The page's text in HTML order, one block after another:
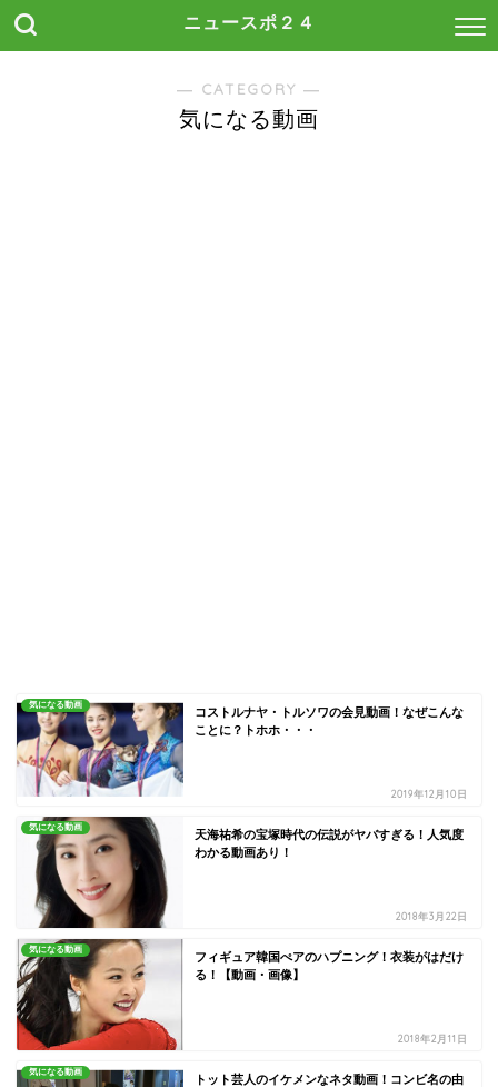
ニュースポ２４
― CATEGORY ―
気になる動画
気になる動画
コストルナヤ・トルソワの会見動画！なぜこんな
ことに？トホホ・・・
2019年12月10日
気になる動画
天海祐希の宝塚時代の伝説がヤバすぎる！人気度
わかる動画あり！
2018年3月22日
気になる動画
フィギュア韓国ぺアのハプニング！衣装がはだけ
る！【動画・画像】
2018年2月11日
気になる動画
トット芸人のイケメンなネタ動画！コンビ名の由